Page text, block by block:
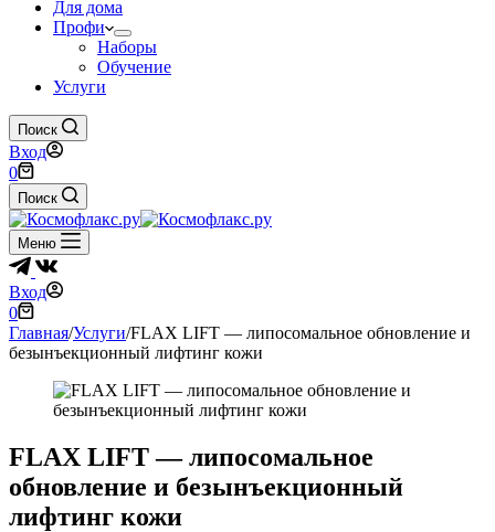
Для дома
Профи
Наборы
Обучение
Услуги
Поиск
Вход
Корзина
0
Поиск
Меню
Вход
Корзина
0
Главная/Услуги/FLAX LIFT — липосомальное обновление и
безынъекционный лифтинг кожи
FLAX LIFT — липосомальное
обновление и безынъекционный
лифтинг кожи